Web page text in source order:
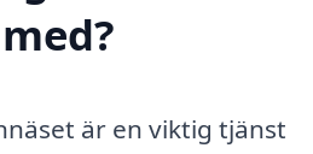
är en viktig tjänst